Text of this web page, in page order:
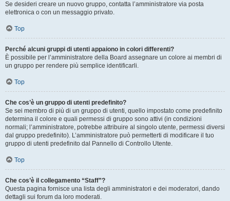
Se desideri creare un nuovo gruppo, contatta l’amministratore via posta
elettronica o con un messaggio privato.
Top
Perché alcuni gruppi di utenti appaiono in colori differenti?
È possibile per l’amministratore della Board assegnare un colore ai membri di
un gruppo per rendere più semplice identificarli.
Top
Che cos’è un gruppo di utenti predefinito?
Se sei membro di più di un gruppo di utenti, quello impostato come predefinito
determina il colore e quali permessi di gruppo sono attivi (in condizioni
normali; l’amministratore, potrebbe attribuire al singolo utente, permessi diversi
dal gruppo predefinito). L’amministratore può permetterti di modificare il tuo
gruppo di utenti predefinito dal Pannello di Controllo Utente.
Top
Che cos’è il collegamento “Staff”?
Questa pagina fornisce una lista degli amministratori e dei moderatori, dando
dettagli sui forum da loro moderati.